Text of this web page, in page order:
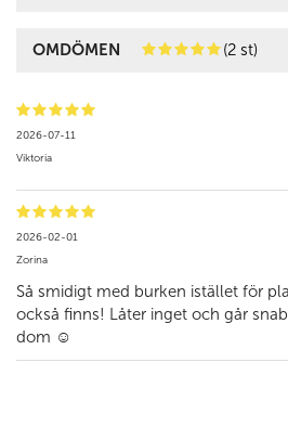
OMDÖMEN (2 st)
2026-07-11
Viktoria
2026-02-01
Zorina
Så smidigt med burken istället för
också finns! Låter inget och går
dom ☺️